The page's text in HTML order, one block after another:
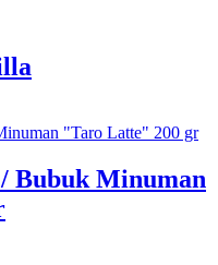
Bubuk Minuman